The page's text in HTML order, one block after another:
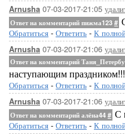
Arnusha 07-03-2017-21:05
Ответ на комментарий пижма123 #
Обратиться - Ответить - К
Arnusha 07-03-2017-21:06
Ответ на комментарий
наступающим праздником!!!
Обратиться - Ответить - К
Arnusha 07-03-2017-21:06
Ответ на комментарий алёна44 # С
Обратиться - Ответить - К